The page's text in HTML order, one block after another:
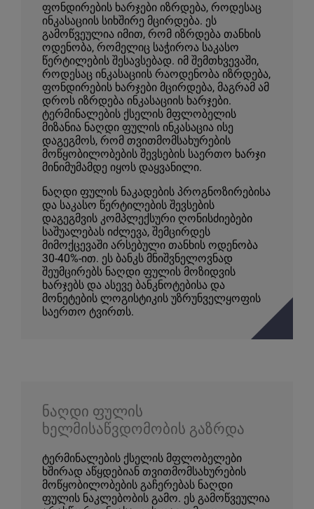
ფონდირების ხარჯები იზრდება, როდესაც
ინკასაციის სიხშირე მცირდება. ეს
გამოწვეულია იმით, რომ იზრდება თანხის
ოდენობა, რომელიც საჭიროა საკასო
წერტილების შესავსებად. იმ შემთხვევაში,
როდესაც ინკასაციის რაოდენობა იზრდება,
ფონდირების ხარჯები მცირდება, მაგრამ ამ
დროს იზრდება ინკასაციის ხარჯები.
ტერმინალების ქსელის მფლობელის
მიზანია ნაღდი ფულის ინკასაცია ისე
დაგეგმოს, რომ თვითმომსახურების
მოწყობილობების შევსების საერთო ხარჯი
მინიმუმამდე იყოს დაყვანილი.
ნაღდი ფულის ნაკადების პროგნოზირებისა
და საკასო წერტილების შევსების
დაგეგმვის კომპლექსური ღონისძიებები
საშუალებას იძლევა, შემცირდეს
მიმოქცევაში არსებული თანხის ოდენობა
30-40%-ით. ეს ბანკს მნიშვნელოვნად
შეუმცირებს ნაღდი ფულის მოზიდვის
ხარჯებს და ასევე ბანკნოტებისა და
მონეტების ლოგისტიკის უზრუნველყოფის
საერთო ტვირთს.
ნაღდი ფულის
ხელმისაწვდომობის გაზრდა
ტერმინალების ქსელის მფლობელები
ხშირად აწყდებიან თვითმომსახურების
მოწყობილობების გაჩერებას ნაღდი
ფულის ნაკლებობის გამო. ეს გამოწვეულია